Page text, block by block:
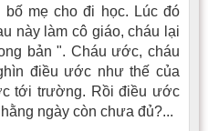
mẹ cho đi học. Lúc đó
này làm cô giáo, cháu lại
bản ". Cháu ước, cháu
điều ước như thế của
tới trường. Rồi điều ước
ngày còn chưa đủ?...